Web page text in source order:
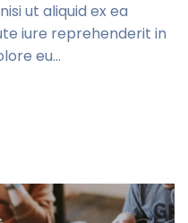
ut aliquid ex ea
iure reprehenderit in
eu...